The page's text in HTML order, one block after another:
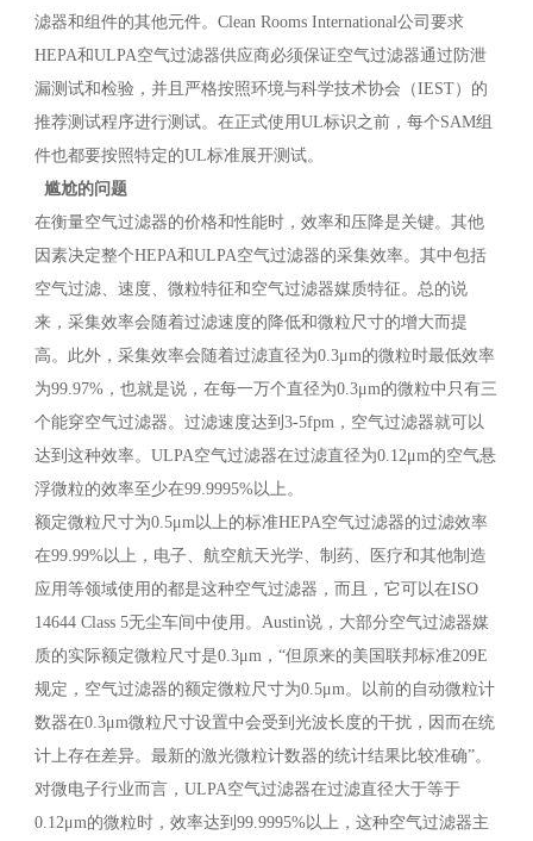
滤器和组件的其他元件。Clean Rooms International公司要求
HEPA和ULPA空气过滤器供应商必须保证空气过滤器通过防泄
漏测试和检验，并且严格按照环境与科学技术协会（IEST）的
推荐测试程序进行测试。在正式使用UL标识之前，每个SAM组
件也都要按照特定的UL标准展开测试。
尴尬的问题
在衡量空气过滤器的价格和性能时，效率和压降是关键。其他
因素决定整个HEPA和ULPA空气过滤器的采集效率。其中包括
空气过滤、速度、微粒特征和空气过滤器媒质特征。总的说
来，采集效率会随着过滤速度的降低和微粒尺寸的增大而提
高。此外，采集效率会随着过滤直径为0.3μm的微粒时最低效率
为99.97%，也就是说，在每一万个直径为0.3μm的微粒中只有三
个能穿空气过滤器。过滤速度达到3-5fpm，空气过滤器就可以
达到这种效率。ULPA空气过滤器在过滤直径为0.12μm的空气悬
浮微粒的效率至少在99.9995%以上。
额定微粒尺寸为0.5μm以上的标准HEPA空气过滤器的过滤效率
在99.99%以上，电子、航空航天光学、制药、医疗和其他制造
应用等领域使用的都是这种空气过滤器，而且，它可以在ISO
14644 Class 5无尘车间中使用。Austin说，大部分空气过滤器媒
质的实际额定微粒尺寸是0.3μm，“但原来的美国联邦标准209E
规定，空气过滤器的额定微粒尺寸为0.5μm。以前的自动微粒计
数器在0.3μm微粒尺寸设置中会受到光波长度的干扰，因而在统
计上存在差异。最新的激光微粒计数器的统计结果比较准确”。
对微电子行业而言，ULPA空气过滤器在过滤直径大于等于
0.12μm的微粒时，效率达到99.9995%以上，这种空气过滤器主